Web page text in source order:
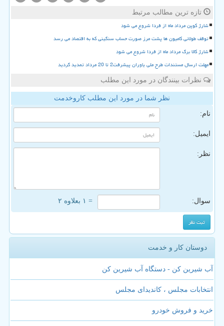
تازه ترین مطالب مرتبط
شارژ کوپن مرداد ماه از فردا شروع می شود
توقف طولانی کامیون ها پشت مرز صورت حساب سنگینی که به اقتصاد می رسد
شارژ کالا برگ مرداد ماه از فردا شروع می شود
مهلت ارسال مستندات طرح ملی یاوران پیشرفت2 تا 20 مرداد تمدید گردید
نظرات بینندگان در مورد این مطلب
نظر شما در مورد این مطلب کاروخدمت
نام:
ایمیل:
نظر:
سوال: = ۱ بعلاوه ۲
دوستان کار و خدمت
آب شیرین کن - دستگاه آب شیرین کن
انتخابات مجلس ، کاندیدای مجلس
خرید و فروش خودرو